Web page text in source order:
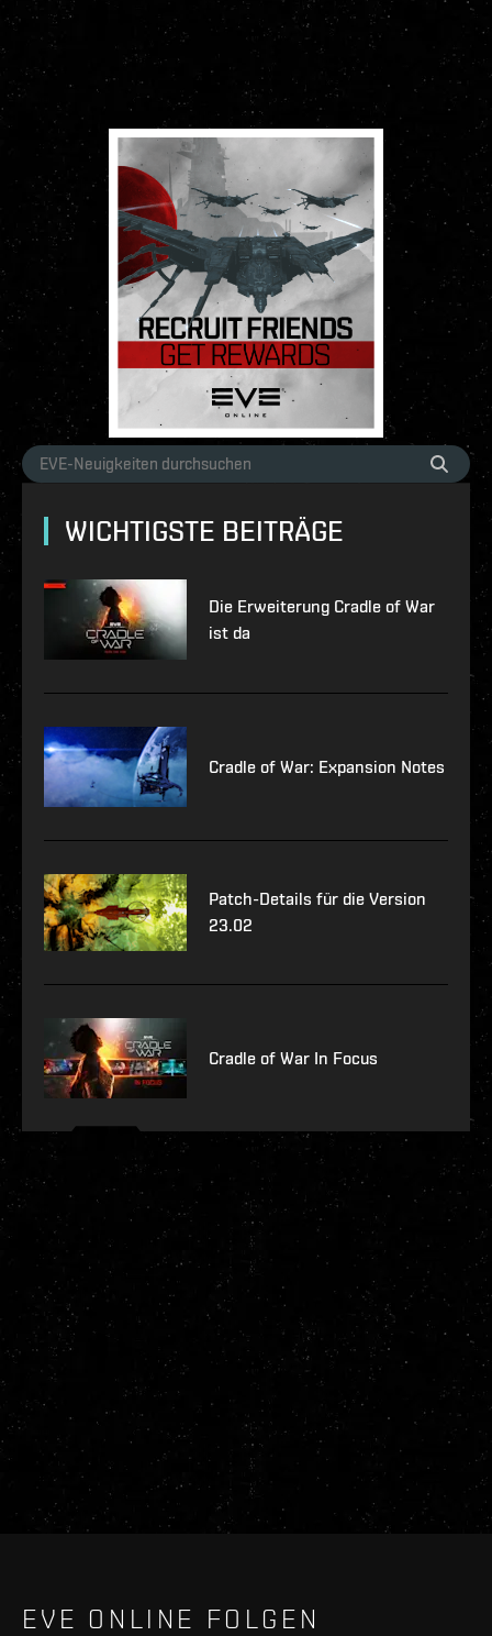
WICHTIGSTE BEITRÄGE
Die Erweiterung Cradle of War
ist da
Cradle of War: Expansion Notes
Patch-Details für die Version
23.02
Cradle of War In Focus
EVE ONLINE FOLGEN